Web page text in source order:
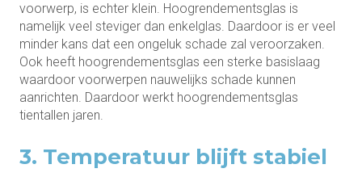
voorwerp, is echter klein. Hoogrendementsglas is
namelijk veel steviger dan enkelglas. Daardoor is er veel
minder kans dat een ongeluk schade zal veroorzaken.
Ook heeft hoogrendementsglas een sterke basislaag
waardoor voorwerpen nauwelijks schade kunnen
aanrichten. Daardoor werkt hoogrendementsglas
tientallen jaren.
3. Temperatuur blijft stabiel